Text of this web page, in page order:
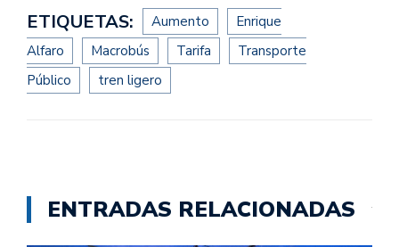
ETIQUETAS: Aumento
Enrique
Alfaro
Macrobús Tarifa
Transporte
Público
tren ligero
ENTRADAS RELACIONADAS